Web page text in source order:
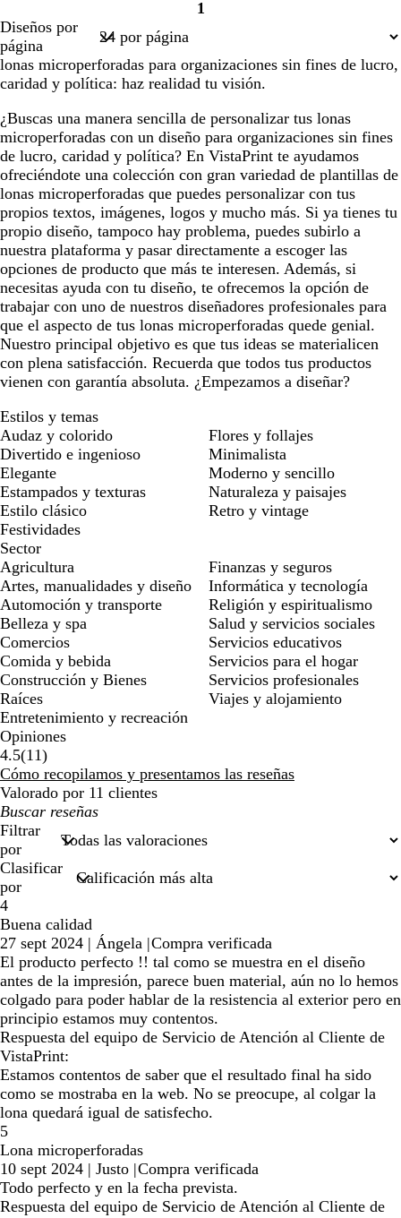
n
c
o
s
c
l
a
o
m
a
r
o
r
o
t
a
d
o
Página
1
Diseños por
página
lonas microperforadas para organizaciones sin fines de lucro,
caridad y política: haz realidad tu visión.
¿Buscas una manera sencilla de personalizar tus lonas
microperforadas con un diseño para organizaciones sin fines
de lucro, caridad y política? En VistaPrint te ayudamos
ofreciéndote una colección con gran variedad de plantillas de
lonas microperforadas que puedes personalizar con tus
propios textos, imágenes, logos y mucho más. Si ya tienes tu
propio diseño, tampoco hay problema, puedes subirlo a
nuestra plataforma y pasar directamente a escoger las
opciones de producto que más te interesen. Además, si
necesitas ayuda con tu diseño, te ofrecemos la opción de
trabajar con uno de nuestros diseñadores profesionales para
que el aspecto de tus lonas microperforadas quede genial.
Nuestro principal objetivo es que tus ideas se materialicen
con plena satisfacción. Recuerda que todos tus productos
vienen con garantía absoluta. ¿Empezamos a diseñar?
Estilos y temas
Audaz y colorido
Divertido e ingenioso
Elegante
Estampados y texturas
Estilo clásico
Festividades
Flores y follajes
Minimalista
Moderno y sencillo
Naturaleza y paisajes
Retro y vintage
Sector
Agricultura
Artes, manualidades y diseño
Automoción y transporte
Belleza y spa
Comercios
Comida y bebida
Construcción y Bienes
Raíces
Entretenimiento y recreación
Finanzas y seguros
Informática y tecnología
Religión y espiritualismo
Salud y servicios sociales
Servicios educativos
Servicios para el hogar
Servicios profesionales
Viajes y alojamiento
Opiniones
4.5(1111
reseñas
)
Cómo recopilamos y presentamos las reseñas
Valorado por 11 clientes
Mis
búsquedas
Filtrar
por
Clasificar
por
4
Buena calidad
27 sept 2024 | Ángela |Compra verificada
El producto perfecto !! tal como se muestra en el diseño
antes de la impresión, parece buen material, aún no lo hemos
colgado para poder hablar de la resistencia al exterior pero en
principio estamos muy contentos.
Respuesta del equipo de Servicio de Atención al Cliente de
VistaPrint:
Estamos contentos de saber que el resultado final ha sido
como se mostraba en la web. No se preocupe, al colgar la
lona quedará igual de satisfecho.
5
Lona microperforadas
10 sept 2024 | Justo |Compra verificada
Todo perfecto y en la fecha prevista.
Respuesta del equipo de Servicio de Atención al Cliente de